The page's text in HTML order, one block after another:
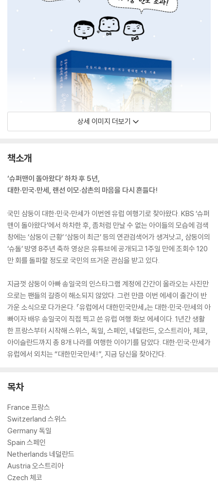
상세 이미지 더보기
책소개
‘슈퍼맨이 돌아왔다’ 하차 후 5년,
대한·민국·만세, 랜선 이모·삼촌의 마음을 다시 흔들다!
국민 삼둥이 대한·민국·만세가 이번엔 유럽 여행기로 찾아왔다. KBS ‘슈퍼
맨이 돌아왔다’에서 하차한 후, 좀처럼 만날 수 없는 아이들의 모습에 검색
창에는 ‘삼둥이 근황’ ‘삼둥이 최근’ 등의 연관검색어가 생겨낫고, 삼둥이의
‘슈돌’ 방영 8주년 축하 영상은 유튜브에 공개되고 1주일 만에 조회수 120
만 회를 돌파할 정도로 국민의 뜨거운 관심을 받고 있다.
지금껏 삼둥이 아빠 송일국의 인스타그램 계정에 간간이 올라오는 사진만
으로는 팬들의 갈증이 해소되지 않았다. 그런 만큼 이번 에세이 출간이 반
가운 소식으로 다가온다. 『유럽에서 대한민국만세』는 대한·민국·만세의 아
빠이자 배우 송일국이 직접 찍고 쓴 유럽 여행 화보 에세이다. 1년간 생활
한 프랑스부터 시작해 스위스, 독일, 스페인, 네덜란드, 오스트리아, 체코,
아이슬란드까지 총 8개 나라를 여행한 이야기를 담았다. 대한·민국·만세가
유럽에서 외치는 “대한민국만세!”, 지금 당신을 찾아간다.
목차
France 프랑스
Switzerland 스위스
Germany 독일
Spain 스페인
Netherlands 네덜란드
Austria 오스트리아
Czech 체코